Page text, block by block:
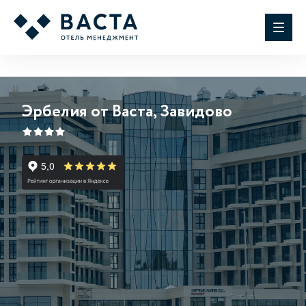
Эрбелия от Васта, Завидово